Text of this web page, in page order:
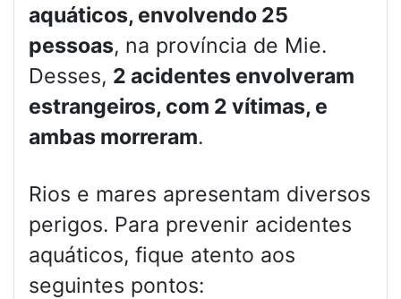
aquáticos, envolvendo 25
pessoas, na província de Mie.
Desses, 2 acidentes envolveram
estrangeiros, com 2 vítimas, e
ambas morreram.
Rios e mares apresentam diversos
perigos. Para prevenir acidentes
aquáticos, fique atento aos
seguintes pontos: